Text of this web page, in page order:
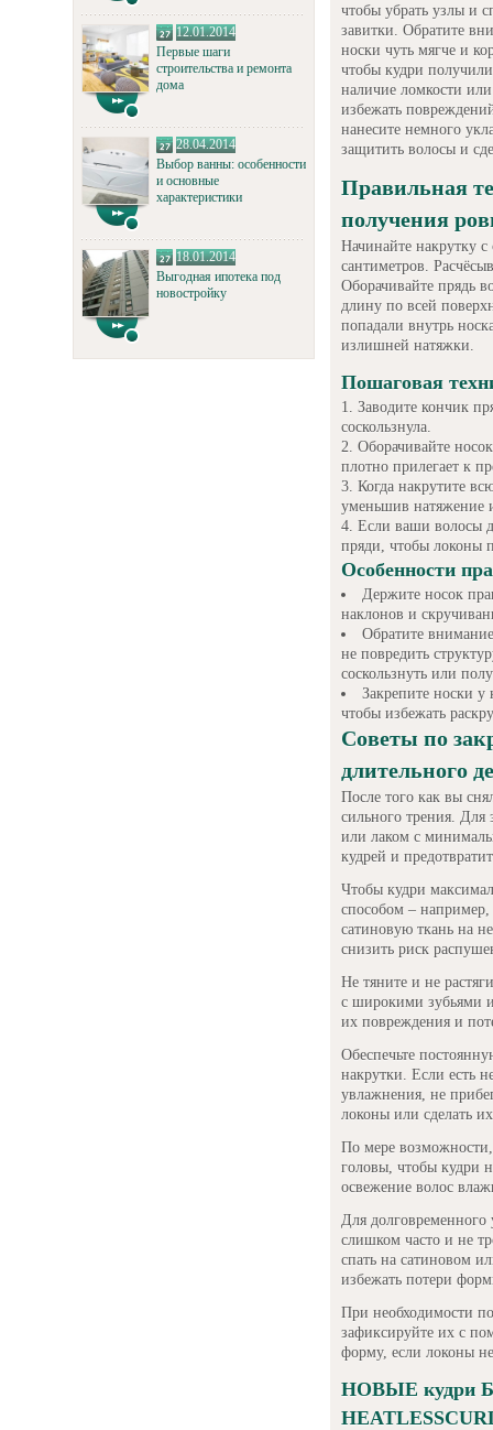
12.01.2014
Первые шаги
строительства и ремонта
дома
28.04.2014
Выбор ванны: особенности
и основные
характеристики
18.01.2014
Выгодная ипотека под
новостройку
чтобы убрать узлы и
завитки. Обратите
носки чуть мягче и
чтобы кудри
наличие ломкости
избежать
нанесите немного
защитить волосы и
Правильная
получения
Начинайте накрутку
сантиметров.
Оборачивайте прядь
длину по всей
попадали внутрь
излишней натяжки.
Пошаговая
Заводите кончик
соскользнула.
Оборачивайте
плотно прилегает к
Когда накрутите
уменьшив натяжение
Если ваши волосы
пряди, чтобы локоны
Особенности
Держите носок
наклонов и
Обратите
не повредить
соскользнуть или
Закрепите носки
чтобы избежать
Советы по
длительного
После того как вы
сильного трения. Для
или лаком с
кудрей и
Чтобы кудри
способом –
сатиновую ткань на
снизить риск
Не тяните и не
с широкими зубьями
их повреждения и
Обеспечьте
накрутки. Если есть
увлажнения, не
локоны или сделать
По мере возможности,
головы, чтобы кудри
освежение волос
Для долговременного
слишком часто и не
спать на сатиновом
избежать потери
При необходимости
зафиксируйте их с
форму, если локоны
НОВЫЕ кудри